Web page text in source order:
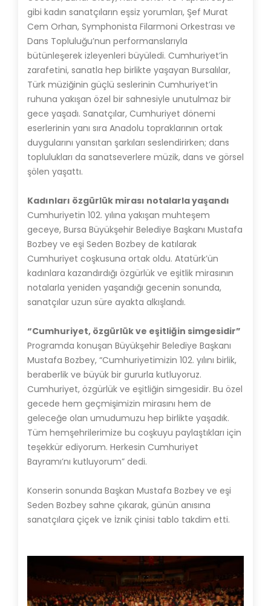
gibi kadın sanatçıların eşsiz yorumları, Şef Murat
Cem Orhan, Symphonista Filarmoni Orkestrası ve
Dans Topluluğu’nun performanslarıyla
bütünleşerek izleyenleri büyüledi. Cumhuriyet’in
zarafetini, sanatla hep birlikte yaşayan Bursalılar,
Türk müziğinin güçlü seslerinin Cumhuriyet’in
ruhuna yakışan özel bir sahnesiyle unutulmaz bir
gece yaşadı. Sanatçılar, Cumhuriyet dönemi
eserlerinin yanı sıra Anadolu topraklarının ortak
duygularını yansıtan şarkıları seslendirirken; dans
toplulukları da sanatseverlere müzik, dans ve görsel
şölen yaşattı.
Kadınları özgürlük mirası notalarla yaşandı
Cumhuriyetin 102. yılına yakışan muhteşem
geceye, Bursa Büyükşehir Belediye Başkanı Mustafa
Bozbey ve eşi Seden Bozbey de katılarak
Cumhuriyet coşkusuna ortak oldu. Atatürk’ün
kadınlara kazandırdığı özgürlük ve eşitlik mirasının
notalarla yeniden yaşandığı gecenin sonunda,
sanatçılar uzun süre ayakta alkışlandı.
“Cumhuriyet, özgürlük ve eşitliğin simgesidir”
Programda konuşan Büyükşehir Belediye Başkanı
Mustafa Bozbey, “Cumhuriyetimizin 102. yılını birlik,
beraberlik ve büyük bir gururla kutluyoruz.
Cumhuriyet, özgürlük ve eşitliğin simgesidir. Bu özel
gecede hem geçmişimizin mirasını hem de
geleceğe olan umudumuzu hep birlikte yaşadık.
Tüm hemşehrilerimize bu coşkuyu paylaştıkları için
teşekkür ediyorum. Herkesin Cumhuriyet
Bayramı’nı kutluyorum” dedi.
Konserin sonunda Başkan Mustafa Bozbey ve eşi
Seden Bozbey sahne çıkarak, günün anısına
sanatçılara çiçek ve İznik çinisi tablo takdim etti.